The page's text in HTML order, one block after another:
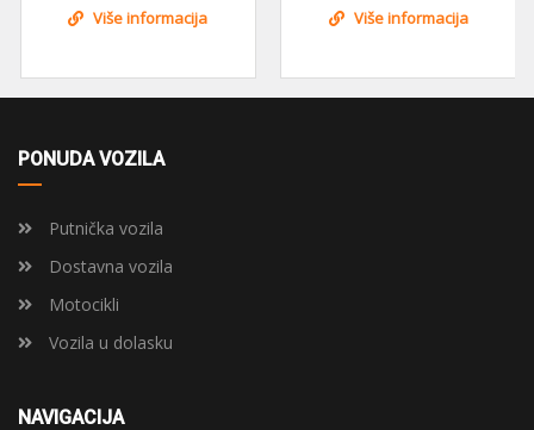
Više informacija Više informacija
PONUDA VOZILA
Putnička vozila
Dostavna vozila
Motocikli
Vozila u dolasku
NAVIGACIJA